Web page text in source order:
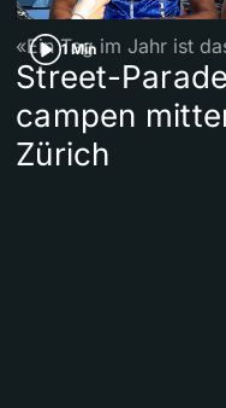
1 Min
«Ein Tag im Jahr ist
Street-
campen
Zürich